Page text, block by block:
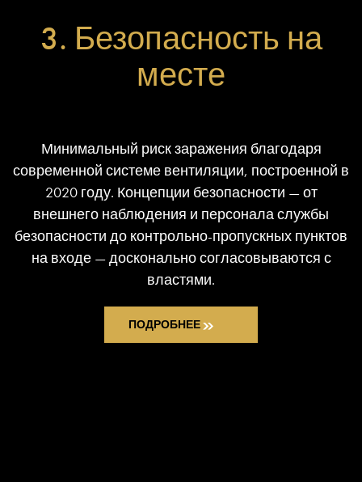
3. Безопасность на
месте
Минимальный риск заражения благодаря
современной системе вентиляции, построенной в
2020 году. Концепции безопасности — от
внешнего наблюдения и персонала службы
безопасности до контрольно-пропускных пунктов
на входе — досконально согласовываются с
властями.
ПОДРОБНЕЕ